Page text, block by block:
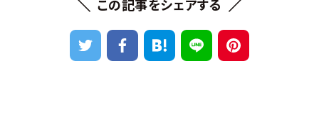
この記事をシェアする